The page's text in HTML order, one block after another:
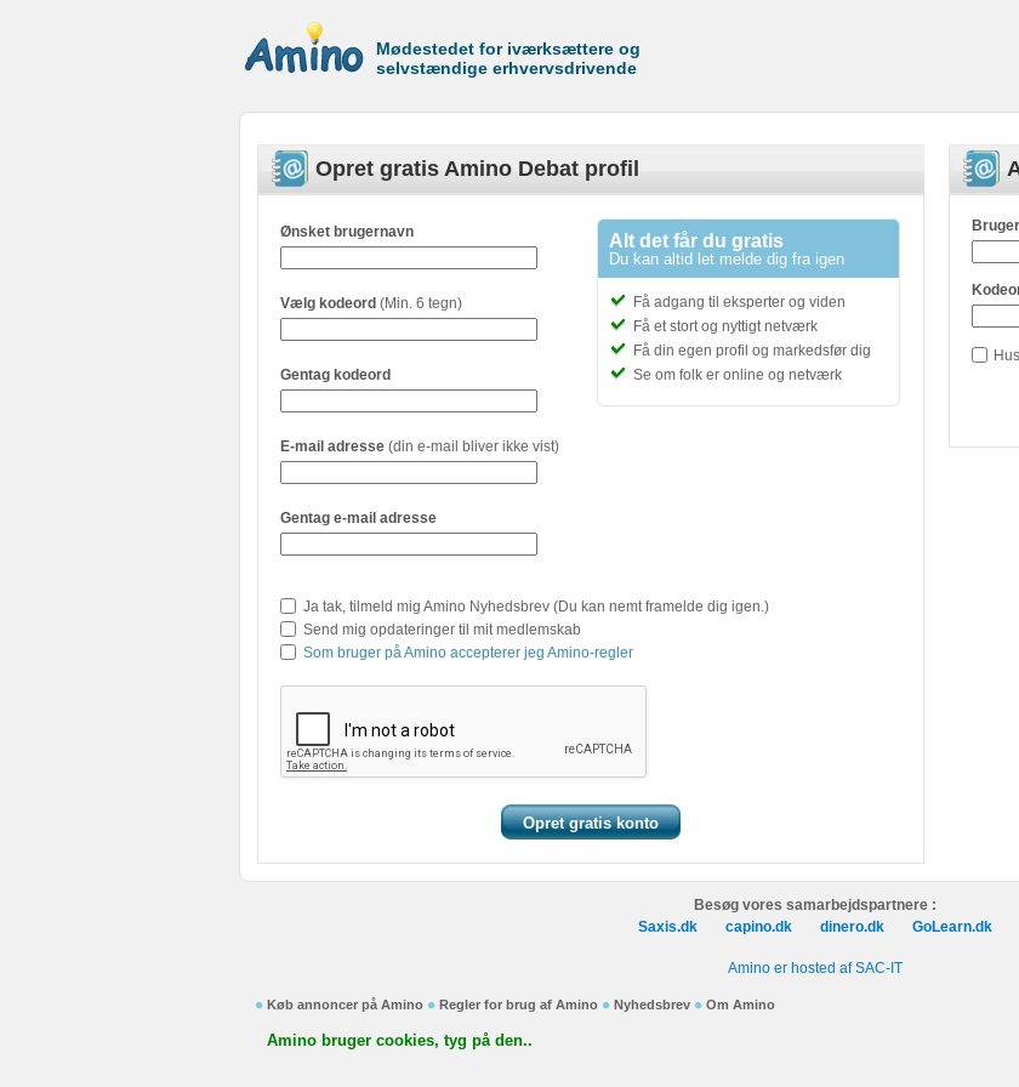
Mødestedet for iværksættere og
selvstændige erhvervsdrivende
Opret gratis Amino Debat profil
Alt det får du gratis
Du kan altid let melde dig fra igen
Få adgang til eksperter og viden
Få et stort og nyttigt netværk
Få din egen profil og markedsfør dig
Se om folk er online og netværk
Ønsket brugernavn
Vælg kodeord (Min. 6 tegn)
Gentag kodeord
E-mail adresse (din e-mail bliver ikke vist)
Gentag e-mail adresse
Ja tak, tilmeld mig Amino Nyhedsbrev (Du kan nemt framelde dig igen.)
Send mig opdateringer til mit medlemskab
Som bruger på Amino accepterer jeg Amino-regler
Besøg vores samarbejdspartnere :
Saxis.dk
capino.dk dinero.dk GoLearn.dk
Amino er hosted af SAC-IT
Køb annoncer på Amino Regler for brug af Amino Nyhedsbrev Om Amino
Amino bruger cookies, tyg på den..